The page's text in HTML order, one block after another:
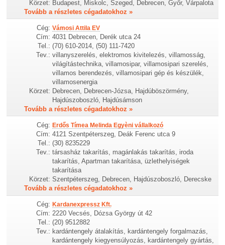
Körzet: Budapest, Miskolc, Szeged, Debrecen, Győr, Várpalota
Tovább a részletes cégadatokhoz »
Cég: Vámosi Attila EV
Cím: 4031 Debrecen, Derék utca 24
Tel.: (70) 610-2014, (50) 111-7420
Tev.: villanyszerelés, elektromos kivitelezés, villamosság,
világítástechnika, villamosipar, villamosipari szerelés,
villamos berendezés, villamosipari gép és készülék,
villamosenergia
Körzet: Debrecen, Debrecen-Józsa, Hajdúböszörmény,
Hajdúszoboszló, Hajdúsámson
Tovább a részletes cégadatokhoz »
Cég: Erdős Tímea Melinda Egyèni vállalkozó
Cím: 4121 Szentpéterszeg, Deák Ferenc utca 9
Tel.: (30) 8235229
Tev.: társasház takarítás, magánlakás takarítás, iroda
takarítás, Apartman takarítása, üzlethelyiségek
takarítása
Körzet: Szentpéterszeg, Debrecen, Hajdúszoboszló, Derecske
Tovább a részletes cégadatokhoz »
Cég: Kardanexpressz Kft.
Cím: 2220 Vecsés, Dózsa György út 42
Tel.: (20) 9512882
Tev.: kardántengely átalakítás, kardántengely forgalmazás,
kardántengely kiegyensúlyozás, kardántengely gyártás,